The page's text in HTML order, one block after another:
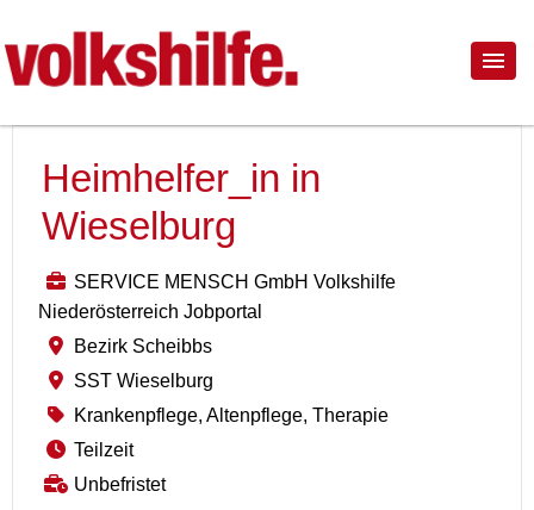
Heimhelfer_in in
Wieselburg
SERVICE MENSCH GmbH Volkshilfe
Niederösterreich Jobportal
Bezirk Scheibbs
SST Wieselburg
Krankenpflege, Altenpflege, Therapie
Teilzeit
Unbefristet